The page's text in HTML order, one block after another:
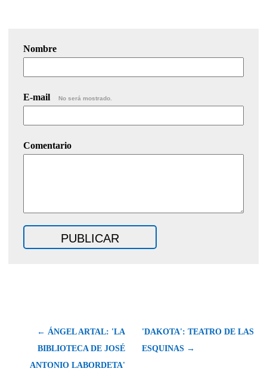
Nombre
E-mail No será mostrado.
Comentario
← ÁNGEL ARTAL: 'LA
BIBLIOTECA DE JOSÉ
ANTONIO LABORDETA'
'DAKOTA': TEATRO DE LAS
ESQUINAS →